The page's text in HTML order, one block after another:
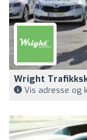
Wright
Vis adresse og